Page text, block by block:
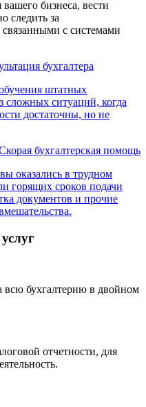
вашего бизнеса, вести
следить за
с системами
бухгалтера
штатных
сложных ситуаций, когда
достаточны, но не
бухгалтерская помощь
оказались в трудном
горящих сроков подачи
документов и прочие
всю бухгалтерию в двойном
отчетности, для